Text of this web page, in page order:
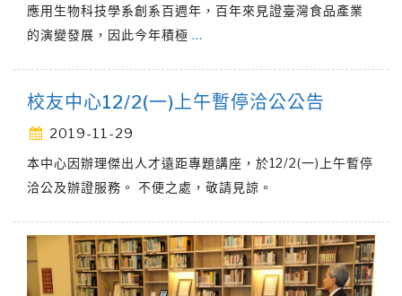
應用生物科技學系創系百週年，百年來見證臺灣食品產業
的演變發展，因此今年積極 …
校友中心12/2(一)上午暫停洽公公告
2019-11-29
本中心因辦理傑出人才遠距專題講座，於12/2(一)上午暫停
洽公及辦證服務。 不便之處，敬請見諒。